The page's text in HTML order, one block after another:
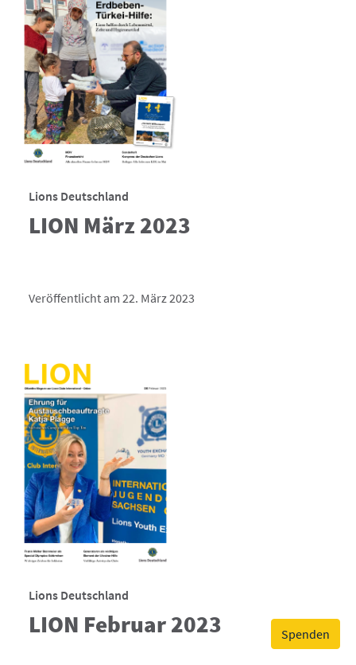
Spenden
Lions Deutschland
LION März 2023
Veröffentlicht am 22. März 2023
Lions Deutschland
LION Februar 2023